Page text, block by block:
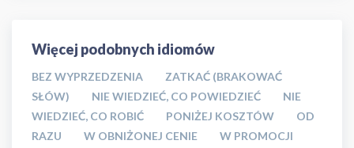
Więcej podobnych idiomów
BEZ WYPRZEDZENIA
ZATKAĆ (BRAKOWAĆ
SŁÓW)
NIE WIEDZIEĆ, CO POWIEDZIEĆ
NIE
WIEDZIEĆ, CO ROBIĆ
PONIŻEJ KOSZTÓW
OD
RAZU
W OBNIŻONEJ CENIE
W PROMOCJI